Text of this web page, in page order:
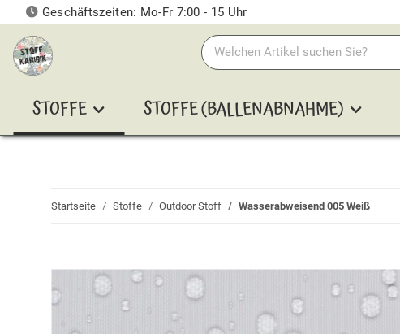
Geschäftszeiten: Mo-Fr 7:00 - 15 Uhr
STOFFE STOFFE (BALLENABNAHME)
Startseite Stoffe Outdoor Stoff Wasserabweisend 005 Weiß